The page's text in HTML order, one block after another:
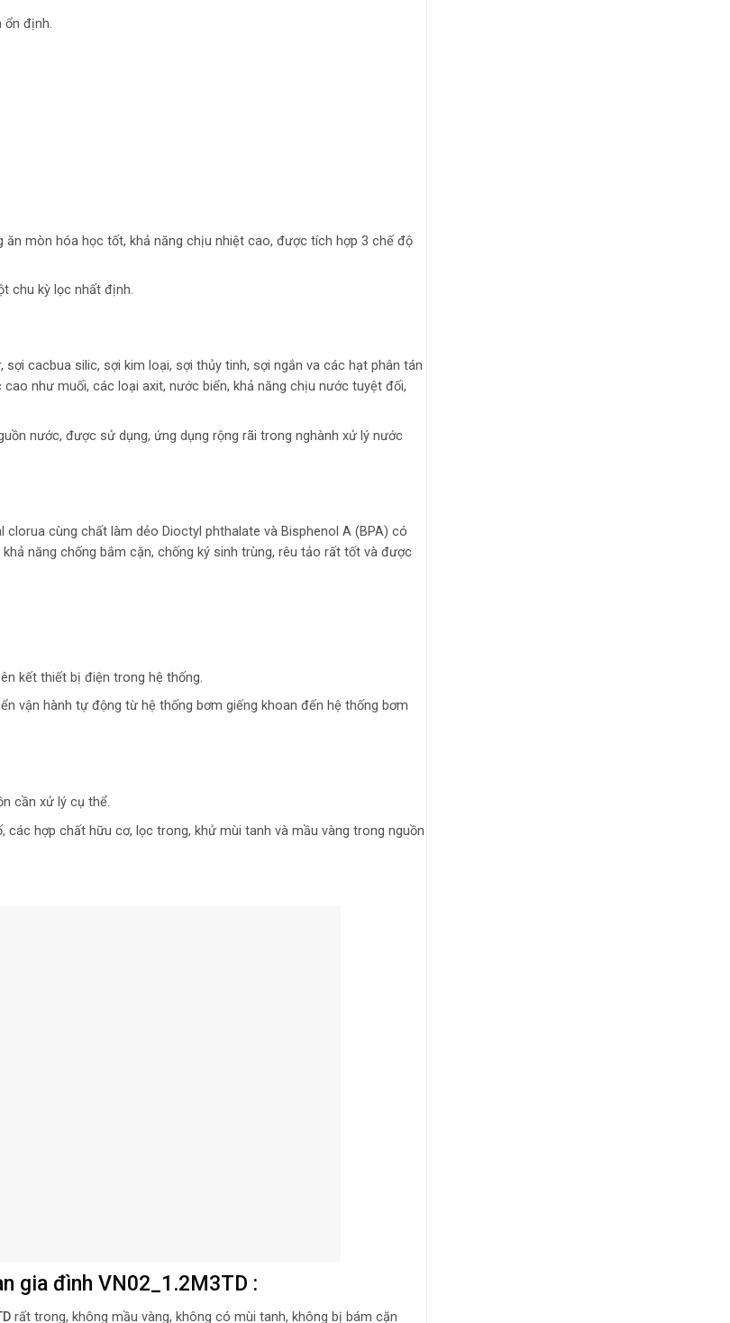
ổn định.
mòn hóa học tốt, khả năng chịu nhiệt cao, được tích hợp 3 chế độ
chu kỳ lọc nhất định.
cacbua silic, sợi kim loại, sợi thủy tinh, sợi ngắn va các hạt phân tán
như muối, các loại axit, nước biển, khả năng chịu nước tuyệt đối,
nước, được sử dụng, ứng dụng rộng rãi trong nghành xử lý nước
cùng chất làm dẻo Dioctyl phthalate và Bisphenol A (BPA) có
năng chống bắm cặn, chống ký sinh trùng, rêu tảo rất tốt và được
kết thiết bị điện trong hệ thống.
vận hành tự động từ hệ thống bơm giếng khoan đến hệ thống bơm
cần xử lý cụ thể.
hợp chất hữu cơ, lọc trong, khử mùi tanh và mầu vàng trong nguồn
gia đình VN02_1.2M3TD :
rất trong, không mầu vàng, không có mùi tanh, không bị bám cặn